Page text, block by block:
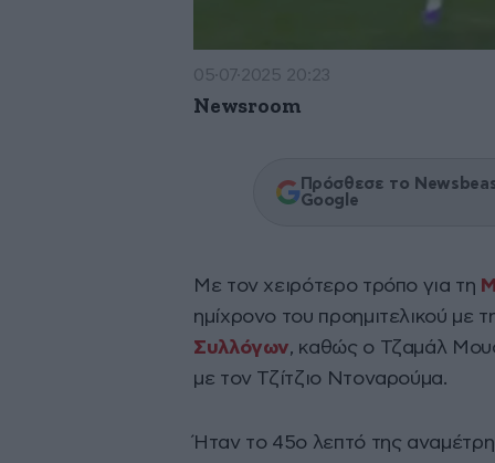
05·07·2025 20:23
Newsroom
Πρόσθεσε το
Google
Με τον χειρότερο τρόπο για τη
ημίχρονο του προημιτελικού με
Συλλόγων, καθώς ο Τζαμάλ
με τον Τζίτζιο Ντοναρούμα.
Ήταν το 45ο λεπτό της